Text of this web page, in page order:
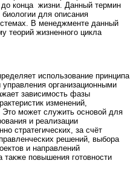
конца жизни. Данный термин
для описания
В менеджменте данный
теорий жизненного цикла
использование принципа
организационными
зависимость фазы
изменений,
Это может служить основой для
и реализации
стратегических, за счёт
решений, выбора
и направлений
также повышения готовности